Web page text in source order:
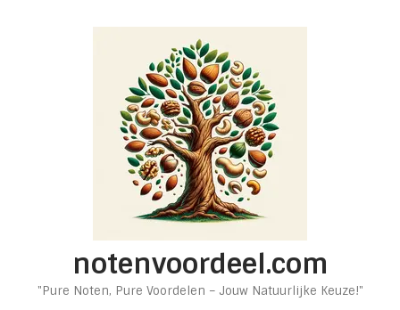
notenvoordeel.com
"Pure Noten, Pure Voordelen – Jouw Natuurlijke Keuze!"